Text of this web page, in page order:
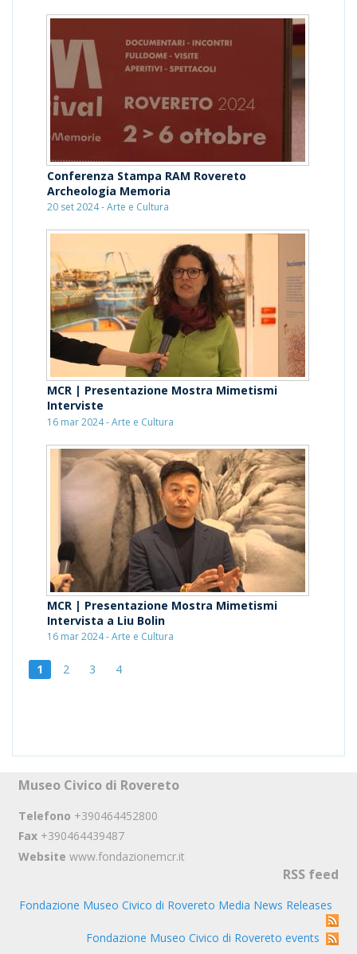
Conferenza Stampa RAM Rovereto
Archeologia Memoria
20 set 2024 - Arte e Cultura
MCR | Presentazione Mostra Mimetismi
Interviste
16 mar 2024 - Arte e Cultura
MCR | Presentazione Mostra Mimetismi
Intervista a Liu Bolin
16 mar 2024 - Arte e Cultura
1 2 3 4
Museo Civico di Rovereto
Telefono +390464452800
Fax +390464439487
Website www.fondazionemcr.it
RSS feed
Fondazione Museo Civico di Rovereto Media News Releases
Fondazione Museo Civico di Rovereto events